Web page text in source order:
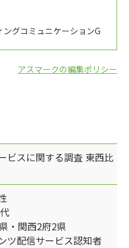
グコミュニケーションG
アスマークの編集ポリシー
ビスに関する調査 東西比
・関西2府2県
ツ配信サービス認知者